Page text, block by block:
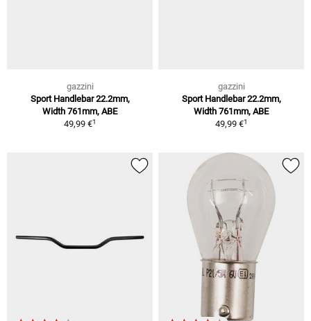
gazzini
Sport Handlebar 22.2mm,
Width 761mm, ABE
49,99 €1
gazzini
Sport Handlebar 22.2mm,
Width 761mm, ABE
49,99 €1